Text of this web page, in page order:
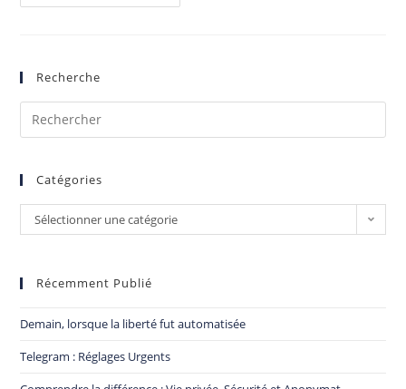
Recherche
Catégories
Sélectionner une catégorie
Récemment Publié
Demain, lorsque la liberté fut automatisée
Telegram : Réglages Urgents